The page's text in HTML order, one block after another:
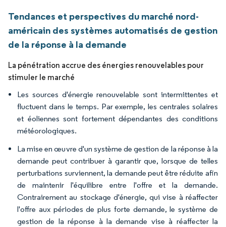
Tendances et perspectives du marché nord-
américain des systèmes automatisés de gestion
de la réponse à la demande
La pénétration accrue des énergies renouvelables pour
stimuler le marché
Les sources d'énergie renouvelable sont intermittentes et
fluctuent dans le temps. Par exemple, les centrales solaires
et éoliennes sont fortement dépendantes des conditions
météorologiques.
La mise en œuvre d'un système de gestion de la réponse à la
demande peut contribuer à garantir que, lorsque de telles
perturbations surviennent, la demande peut être réduite afin
de maintenir l'équilibre entre l'offre et la demande.
Contrairement au stockage d'énergie, qui vise à réaffecter
l'offre aux périodes de plus forte demande, le système de
gestion de la réponse à la demande vise à réaffecter la